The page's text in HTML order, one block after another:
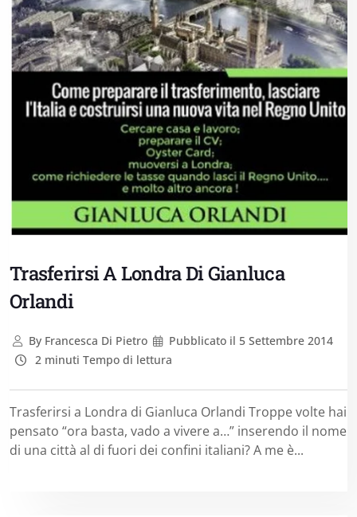
Trasferirsi A Londra Di Gianluca
Orlandi
ByFrancesca Di Pietro Pubblicato il 5 Settembre 2014
2 minuti Tempo di lettura
Trasferirsi a Londra di Gianluca Orlandi Troppe volte hai
pensato “ora basta, vado a vivere a…” inserendo il nome
di una città al di fuori dei confini italiani? A me è...